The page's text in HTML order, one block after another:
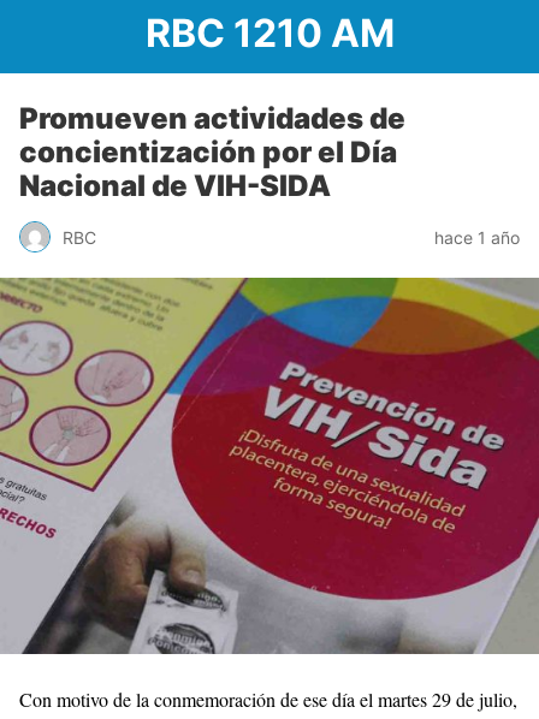
RBC 1210 AM
Promueven actividades de
concientización por el Día
Nacional de VIH-SIDA
RBC hace 1 año
Con motivo de la conmemoración de ese día el martes 29 de julio,